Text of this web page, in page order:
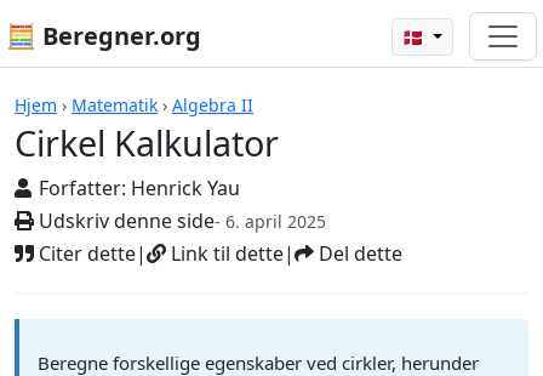
🧮 Beregner.org 🇩🇰
Hjem › Matematik › Algebra II
Cirkel Kalkulator
Forfatter: Henrick Yau
Udskriv denne side- 6. april 2025
Citer dette| Link til dette| Del dette
Beregnere
Beregne forskellige egenskaber ved cirkler, herunder